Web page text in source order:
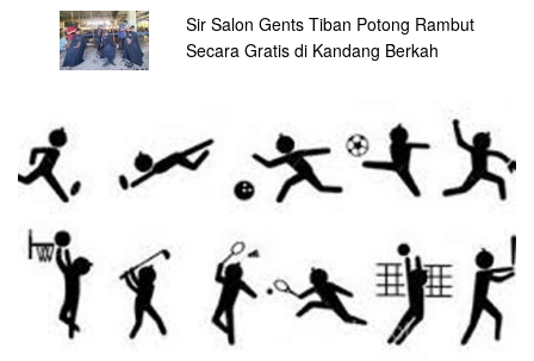
Sir Salon Gents Tiban Potong Rambut
Secara Gratis di Kandang Berkah